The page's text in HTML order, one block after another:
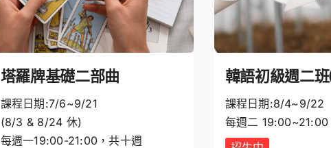
塔羅牌基礎二部曲
課程日期:7/6~9/21
(8/3 & 8/24 休)
每週一19:00-21:00，共十週
韓語初級週二
課程日期:8/4~9/22
每週二 19:00~21:00